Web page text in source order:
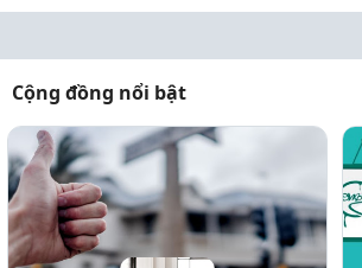
Cộng đồng nổi bật